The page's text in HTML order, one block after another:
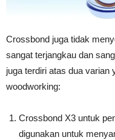
Crossbond juga tidak
sangat terjangkau dan
juga terdiri atas dua varian
woodworking:
Crossbond X3 untuk
digunakan untuk